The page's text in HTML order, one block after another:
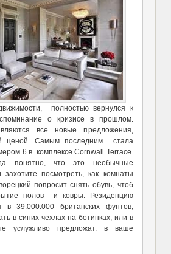
полностью вернулся к
о кризисе в прошлом.
все новые предложения,
ценой. Самым последним стала
6 в комплексе Cornwall Terrace.
понятно, что это необычные
посмотреть, как комнаты
попросит снять обувь, чтоб
полов и ковры. Резиденцию
в 39.000.000 британских фунтов,
в синих чехлах на ботинках, или в
услужливо предложат. в ваше